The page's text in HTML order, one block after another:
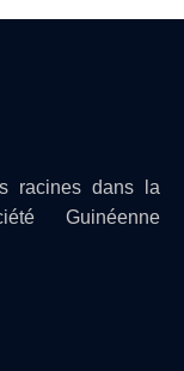
racines dans la
Guinéenne